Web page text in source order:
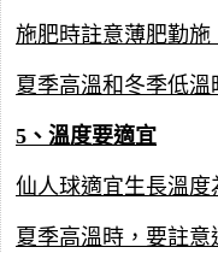
施肥時註意薄肥勤施
夏季高溫和冬季低溫
5、溫度要適宜
仙人球適宜生長溫度
夏季高溫時，要註